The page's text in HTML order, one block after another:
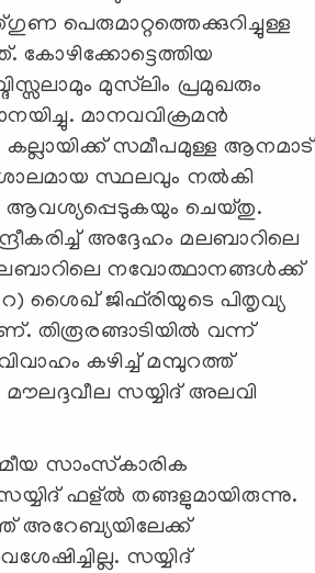
പെരുമാറ്റത്തെക്കുറിച്ചുള്ള
കോഴിക്കോട്ടെത്തിയ
മുസ്‌ലിം പ്രമുഖരും
മാനവവിക്രമന്‍
കല്ലായിക്ക് സമീപമുള്ള ആനമാട്
സ്ഥലവും നല്‍കി
ആവശ്യപ്പെടുകയും ചെയ്തു.
അദ്ദേഹം മലബാറിലെ
നവോത്ഥാനങ്ങള്‍ക്ക്
ശൈഖ് ജിഫ്‌രിയുടെ പിതൃവ്യ
തിരൂരങ്ങാടിയില്‍ വന്ന്
കഴിച്ച് മമ്പുറത്ത്
സയ്യിദ് അലവി
സാംസ്‌കാരിക
ഫള്ല്‍ തങ്ങളുമായിരുന്നു.
അറേബ്യയിലേക്ക്
സയ്യിദ്